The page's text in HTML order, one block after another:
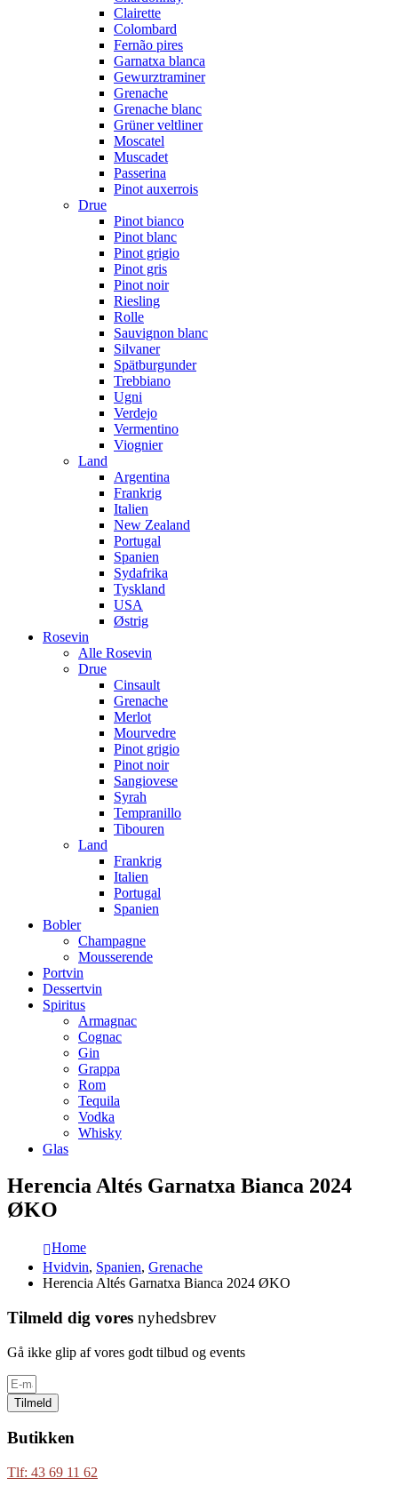
Clairette
Colombard
Fernão pires
Garnatxa blanca
Gewurztraminer
Grenache
Grenache blanc
Grüner veltliner
Moscatel
Muscadet
Passerina
Pinot auxerrois
Drue
Pinot bianco
Pinot blanc
Pinot grigio
Pinot gris
Pinot noir
Riesling
Rolle
Sauvignon blanc
Silvaner
Spätburgunder
Trebbiano
Ugni
Verdejo
Vermentino
Viognier
Land
Argentina
Frankrig
Italien
New Zealand
Portugal
Spanien
Sydafrika
Tyskland
USA
Østrig
Rosevin
Alle Rosevin
Drue
Cinsault
Grenache
Merlot
Mourvedre
Pinot grigio
Pinot noir
Sangiovese
Syrah
Tempranillo
Tibouren
Land
Frankrig
Italien
Portugal
Spanien
Bobler
Champagne
Mousserende
Portvin
Dessertvin
Spiritus
Armagnac
Cognac
Gin
Grappa
Rom
Tequila
Vodka
Whisky
Glas
Herencia Altés Garnatxa Bianca 2024
ØKO
Home
Hvidvin, Spanien, Grenache
Herencia Altés Garnatxa Bianca 2024 ØKO
Tilmeld dig vores nyhedsbrev
Gå ikke glip af vores godt tilbud og events
Tilmeld
Butikken
Tlf: 43 69 11 62